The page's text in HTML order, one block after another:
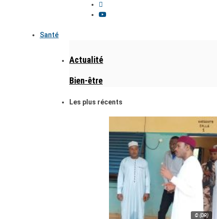
Santé
Actualité
Bien-être
Les plus récents
© (DR)